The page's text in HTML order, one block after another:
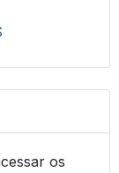
os